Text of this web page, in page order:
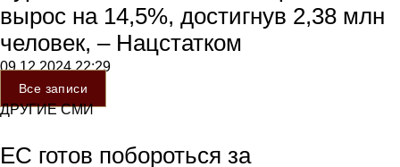
вырос на 14,5%, достигнув 2,38 млн
человек, – Нацстатком
09.12.202422:29
Все записи
ДРУГИЕ СМИ
ЕС готов побороться за